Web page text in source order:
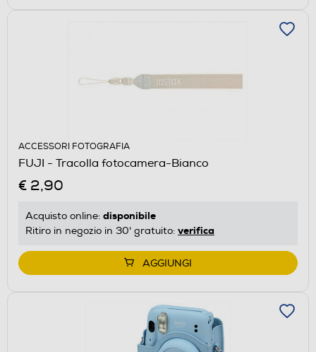
ACCESSORI FOTOGRAFIA
FUJI - Tracolla fotocamera-Bianco
€ 2,90
Acquisto online: disponibile
Ritiro in negozio in 30' gratuito: verifica
AGGIUNGI